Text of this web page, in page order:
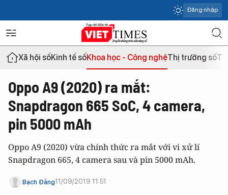
Đăng nhập
Xã hội sốKinh tế sốKhoa học - Công nghệThị trường số
Oppo A9 (2020) ra mắt:
Snapdragon 665 SoC, 4 camera,
pin 5000 mAh
Oppo A9 (2020) vừa chính thức ra mắt với vi xử lí
Snapdragon 665, 4 camera sau và pin 5000 mAh.
Bạch Đằng11/09/2019 11:51